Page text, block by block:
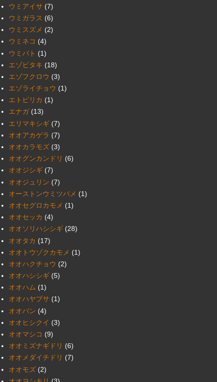
ウミアイサ (7)
ウミガラス (6)
ウミスズメ (2)
ウミネコ (4)
ウミバト (1)
エゾビタキ (18)
エゾフクロウ (3)
エゾライチョウ (1)
エトピリカ (1)
エナガ (13)
エリマキシギ (7)
オオアカゲラ (7)
オオカラモズ (3)
オオグンカンドリ (6)
オオジシギ (7)
オオジュリン (7)
オーストンウミツバメ (1)
オオセグロカモメ (1)
オオセッカ (4)
オオソリハシシギ (28)
オオタカ (17)
オオトウゾクカモメ (1)
オオハクチョウ (2)
オオハシシギ (5)
オオハム (1)
オオハヤブサ (1)
オオバン (4)
オオヒシクイ (3)
オオマシコ (9)
オオミズナギドリ (6)
オオメダイチドリ (7)
オオモズ (2)